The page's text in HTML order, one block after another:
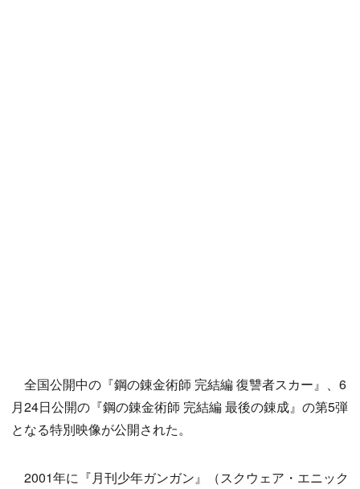
全国公開中の『鋼の錬金術師 完結編 復讐者スカー』、6
月24日公開の『鋼の錬金術師 完結編 最後の錬成』の第5弾
となる特別映像が公開された。
2001年に『月刊少年ガンガン』（スクウェア・エニック